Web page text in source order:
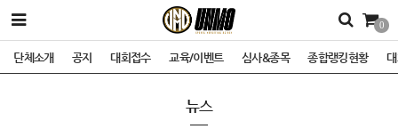
0
단체소개 공지 대회접수 교육/이벤트 심사&종목 종합랭킹현황
뉴스